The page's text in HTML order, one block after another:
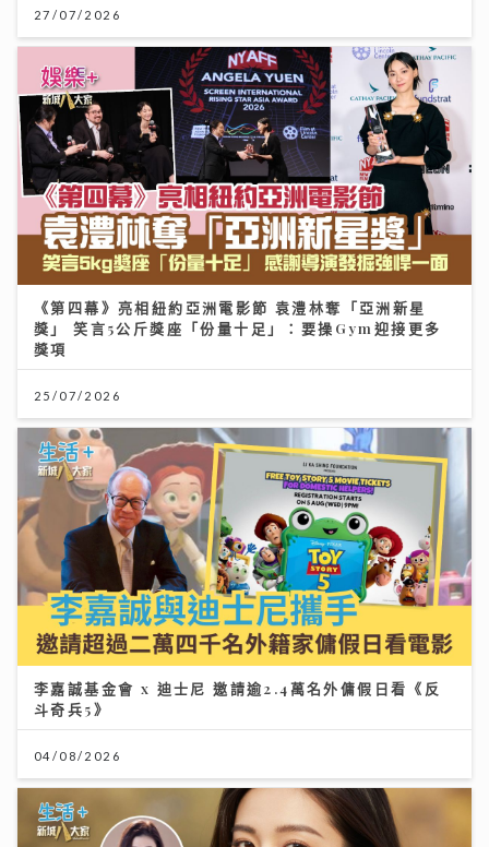
27/07/2026
《第四幕》亮相紐約亞洲電影節 袁澧林奪「亞洲新星
獎」 笑言5公斤獎座「份量十足」：要操Gym迎接更多
獎項
25/07/2026
李嘉誠基金會 x 迪士尼 邀請逾2.4萬名外傭假日看《反
斗奇兵5》
04/08/2026